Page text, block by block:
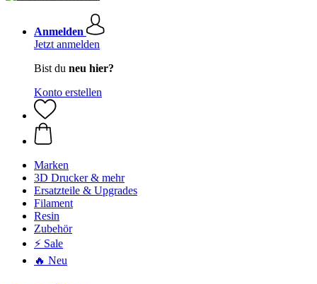
Anmelden
Jetzt anmelden
Bist du neu hier?
Konto erstellen
Marken
3D Drucker & mehr
Ersatzteile & Upgrades
Filament
Resin
Zubehör
⚡ Sale
🔥 Neu